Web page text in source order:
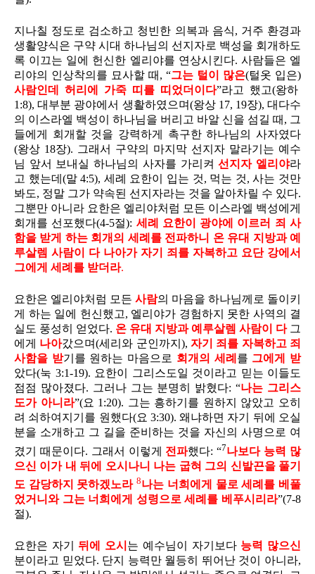
지나칠 정도로 검소하고 청빈한 의복과 음식, 거주 환경과
생활양식은 구약 시대 하나님의 선지자로 백성을 회개하도
록 이끄는 일에 헌신한 엘리야를 연상시킨다. 사람들은 엘
리야의 인상착의를 묘사할 때, “그는 털이 많은(털옷 입은)
사람인데 허리에 가죽 띠를 띠었더이다”라고 했고(왕하
1:8), 대부분 광야에서 생활하였으며(왕상 17, 19장), 대다수
의 이스라엘 백성이 하나님을 버리고 바알 신을 섬길 때, 그
들에게 회개할 것을 강력하게 촉구한 하나님의 사자였다
(왕상 18장). 그래서 구약의 마지막 선지자 말라기는 예수
님 앞서 보내실 하나님의 사자를 가리켜 선지자 엘리야라
고 했는데(말 4:5), 세례 요한이 입는 것, 먹는 것, 사는 것만
봐도, 정말 그가 약속된 선지자라는 것을 알아차릴 수 있다.
그뿐만 아니라 요한은 엘리야처럼 모든 이스라엘 백성에게
회개를 선포했다(4-5절): 세례 요한이 광야에 이르러 죄 사
함을 받게 하는 회개의 세례를 전파하니 온 유대 지방과 예
루살렘 사람이 다 나아가 자기 죄를 자복하고 요단 강에서
그에게 세례를 받더라.
요한은 엘리야처럼 모든 사람의 마음을 하나님께로 돌이키
게 하는 일에 헌신했고, 엘리야가 경험하지 못한 사역의 결
실도 풍성히 얻었다. 온 유대 지방과 예루살렘 사람이 다그
에게 나아갔으며(세리와 군인까지),자기 죄를 자복하고 죄
사함을 받기를 원하는 마음으로 회개의 세례 를 그에게 받
았다(눅 3:1-19). 요한이 그리스도일 것이라고 믿는 이들도
점점 많아졌다. 그러나 그는 분명히 밝혔다: “나는 그리스
도가 아니라”(요 1:20). 그는 흥하기를 원하지 않았고 오히
려 쇠하여지기를 원했다(요 3:30). 왜냐하면 자기 뒤에 오실
분을 소개하고 그 길을 준비하는 것을 자신의 사명으로 여
겼기 때문이다. 그래서 이렇게 전파했다: “7나보다 능력 많
으신 이가 내 뒤에 오시나니 나는 굽혀 그의 신발끈을 풀기
도 감당하지 못하겠노라8나는 너희에게 물로 세례를 베풀
었거니와 그는 너희에게 성령으로 세례를 베푸시리라”(7-8
절).
요한은 자기 뒤에 오시 는 예수님이 자기보다 능력 많으신
분이라고 믿었다. 단지 능력만 월등히 뛰어난 것이 아니라,